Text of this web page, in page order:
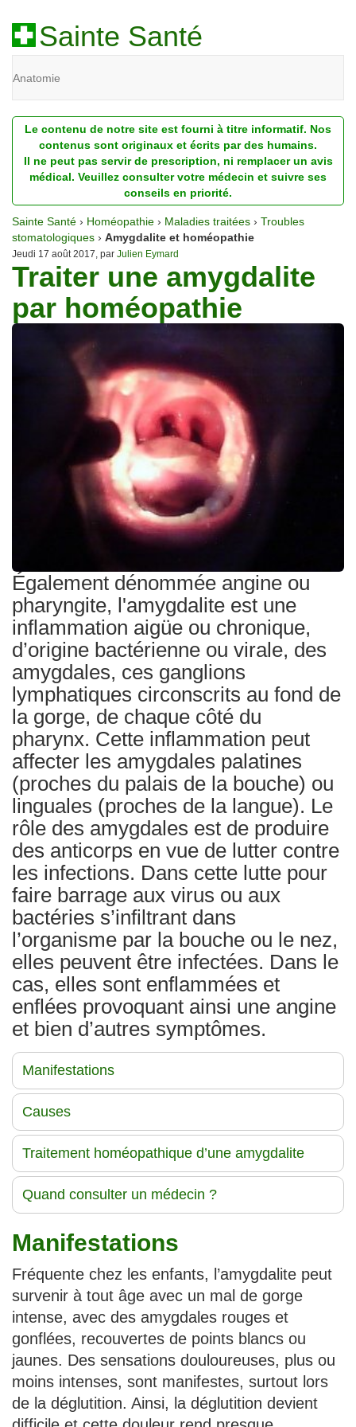
Sainte Santé
Anatomie
Diagnostic
Dossiers
Homéopathie
Nutrition
Pathologie
Psychologie
Le contenu de notre site est fourni à titre informatif. Nos
contenus sont originaux et écrits par des humains.
Il ne peut pas servir de prescription, ni remplacer un avis
médical. Veuillez consulter votre médecin et suivre ses
conseils en priorité.
Sainte Santé › Homéopathie › Maladies traitées › Troubles
stomatologiques › Amygdalite et homéopathie
Jeudi 17 août 2017, par Julien Eymard
Traiter une amygdalite
par homéopathie
Également dénommée angine ou
pharyngite, l'amygdalite est une
inflammation aigüe ou chronique,
d’origine bactérienne ou virale, des
amygdales, ces ganglions
lymphatiques circonscrits au fond de
la gorge, de chaque côté du
pharynx. Cette inflammation peut
affecter les amygdales palatines
(proches du palais de la bouche) ou
linguales (proches de la langue). Le
rôle des amygdales est de produire
des anticorps en vue de lutter contre
les infections. Dans cette lutte pour
faire barrage aux virus ou aux
bactéries s’infiltrant dans
l’organisme par la bouche ou le nez,
elles peuvent être infectées. Dans le
cas, elles sont enflammées et
enflées provoquant ainsi une angine
et bien d’autres symptômes.
Manifestations
Causes
Traitement homéopathique d’une amygdalite
Quand consulter un médecin ?
Manifestations
Fréquente chez les enfants, l’amygdalite peut
survenir à tout âge avec un mal de gorge
intense, avec des amygdales rouges et
gonflées, recouvertes de points blancs ou
jaunes. Des sensations douloureuses, plus ou
moins intenses, sont manifestes, surtout lors
de la déglutition. Ainsi, la déglutition devient